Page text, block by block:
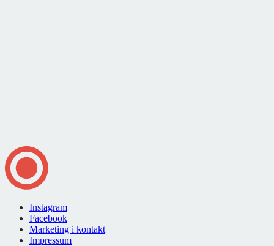
Instagram
Facebook
Marketing i kontakt
Impressum